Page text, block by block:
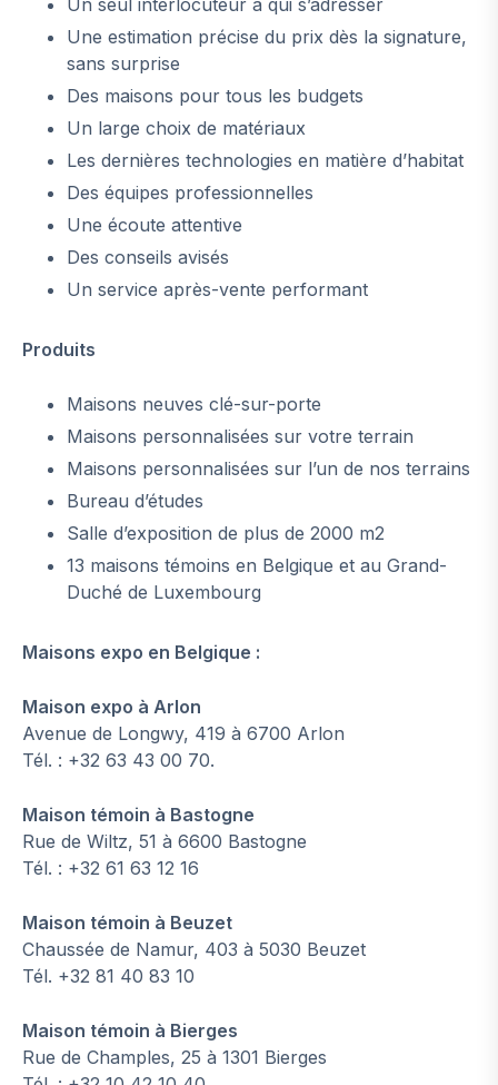
Un seul interlocuteur à qui s’adresser
Une estimation précise du prix dès la signature,
sans surprise
Des maisons pour tous les budgets
Un large choix de matériaux
Les dernières technologies en matière d’habitat
Des équipes professionnelles
Une écoute attentive
Des conseils avisés
Un service après-vente performant
Produits
Maisons neuves clé-sur-porte
Maisons personnalisées sur votre terrain
Maisons personnalisées sur l’un de nos terrains
Bureau d’études
Salle d’exposition de plus de 2000 m2
13 maisons témoins en Belgique et au Grand-
Duché de Luxembourg
Maisons expo en Belgique :
Maison expo à Arlon
Avenue de Longwy, 419 à 6700 Arlon
Tél. : +32 63 43 00 70.
Maison témoin à Bastogne
Rue de Wiltz, 51 à 6600 Bastogne
Tél. : +32 61 63 12 16
Maison témoin à Beuzet
Chaussée de Namur, 403 à 5030 Beuzet
Tél. +32 81 40 83 10
Maison témoin à Bierges
Rue de Champles, 25 à 1301 Bierges